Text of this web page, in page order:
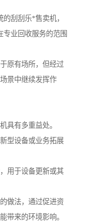
刮刮乐*售卖机，
业回收服务的范围
原有场所，但经过
景中继续发挥作
具有多重益处。
型设备或业务拓展
用于设备更新或其
做法，通过促进资
带来的环境影响。